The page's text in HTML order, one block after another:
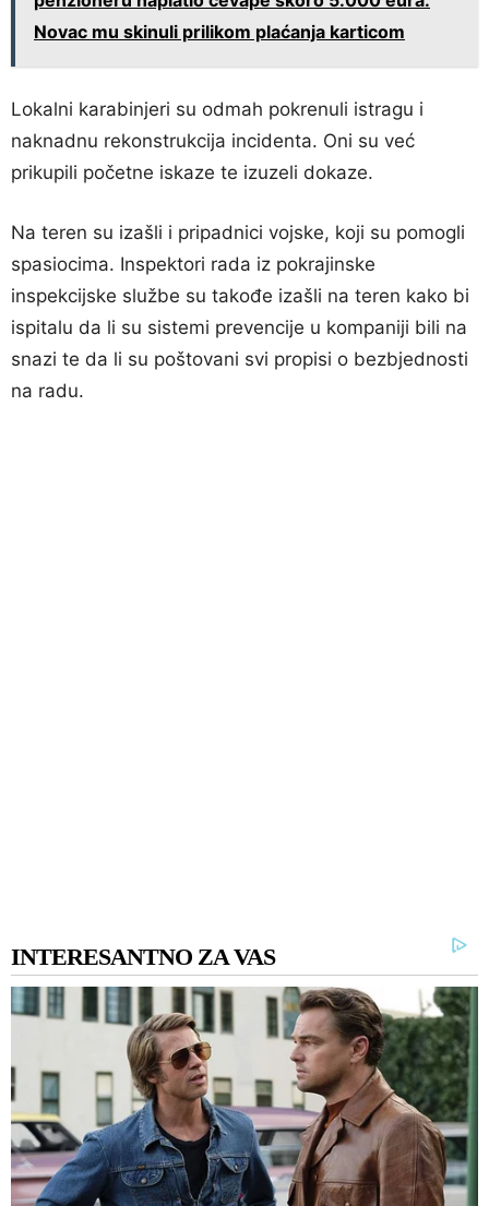
Novac mu skinuli prilikom plaćanja karticom
Lokalni karabinjeri su odmah pokrenuli istragu i
naknadnu rekonstrukcija incidenta. Oni su već
prikupili početne iskaze te izuzeli dokaze.
Na teren su izašli i pripadnici vojske, koji su pomogli
spasiocima. Inspektori rada iz pokrajinske
inspekcijske službe su takođe izašli na teren kako bi
ispitalu da li su sistemi prevencije u kompaniji bili na
snazi te da li su poštovani svi propisi o bezbjednosti
na radu.